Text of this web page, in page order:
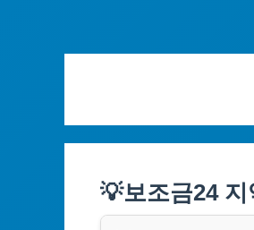
💡보조금24 지